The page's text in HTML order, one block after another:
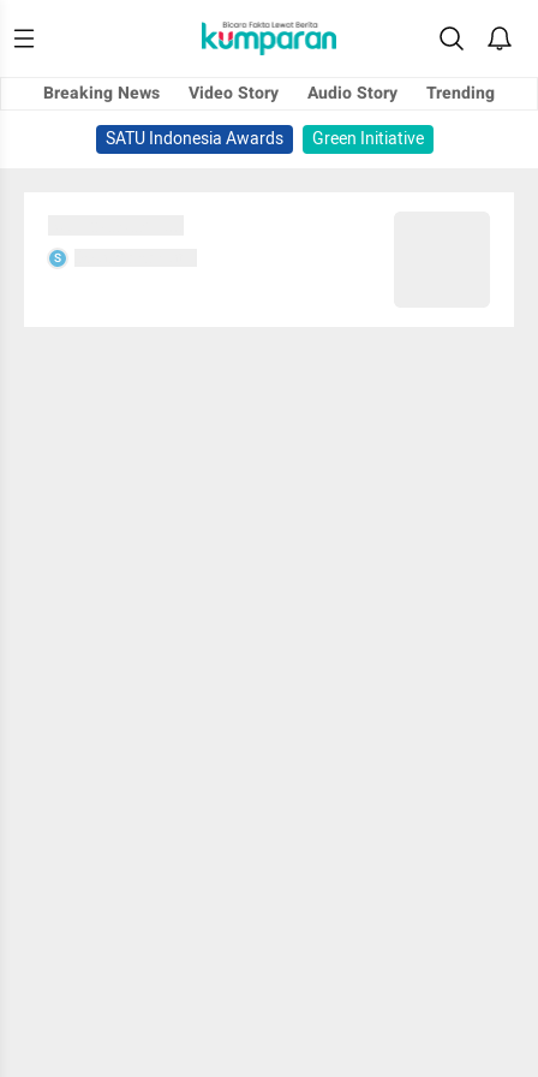
Breaking News Video Story Audio Story
Trending
SATU Indonesia Awards
Green Initiative
S